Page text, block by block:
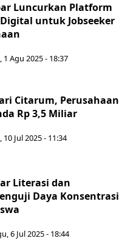
Luncurkan Platform
untuk Jobseeker
1 Agu 2025 - 18:37
Citarum, Perusahaan
Rp 3,5 Miliar
10 Jul 2025 - 11:34
Literasi dan
Daya Konsentrasi
6 Jul 2025 - 18:44